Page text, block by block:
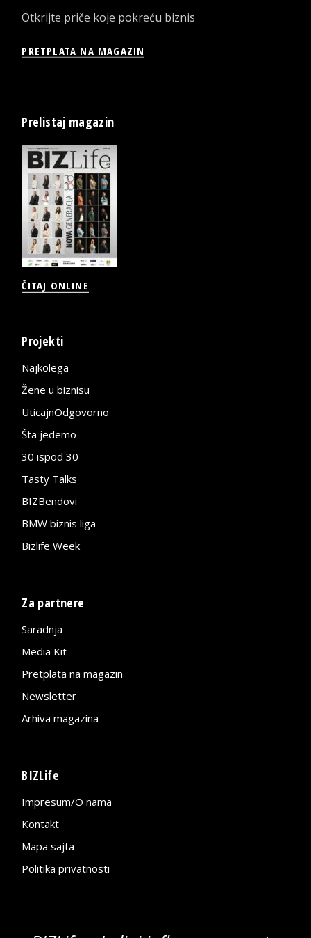
Otkrijte priče koje pokreću biznis
PRETPLATA NA MAGAZIN
Prelistaj magazin
ČITAJ ONLINE
Projekti
Najkolega
Žene u biznisu
UticajnOdgovorno
Šta jedemo
30 ispod 30
Tasty Talks
BIZBendovi
BMW biznis liga
Bizlife Week
Za partnere
Saradnja
Media Kit
Pretplata na magazin
Newsletter
Arhiva magazina
BIZLife
Impresum/O nama
Kontakt
Mapa sajta
Politika privatnosti